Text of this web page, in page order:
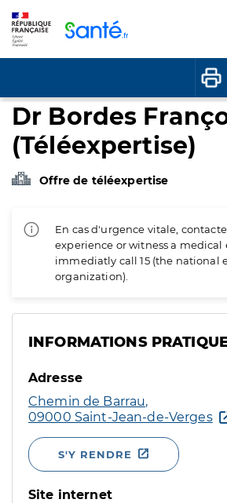
Dr Bordes
(Téléexpertise)
Offre de téléexpertise
En cas d'urgence vitale,
experience or witness a medical
immediatly call 15 (the national
organization).
INFORMATIONS
Adresse
Chemin de Barrau,
09000 Saint-Jean-de-Verges
S'Y RENDRE
Site internet